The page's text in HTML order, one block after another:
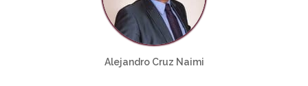
Alejandro Cruz Naimi